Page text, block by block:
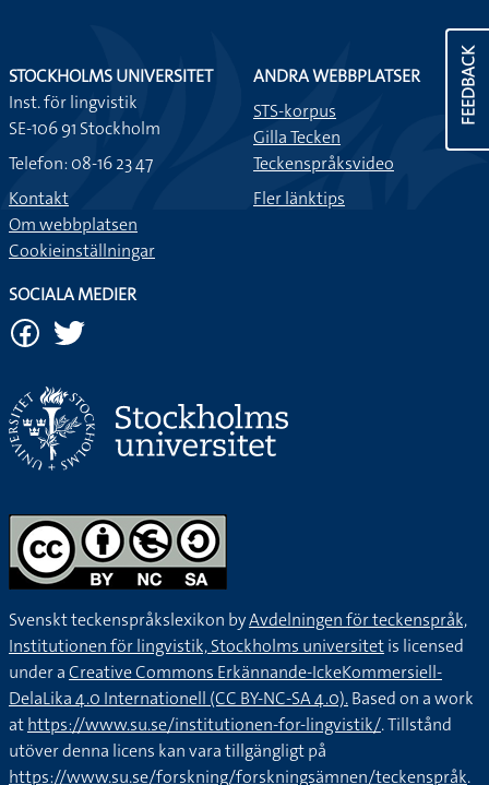
FEEDBACK
STOCKHOLMS UNIVERSITET
Inst. för lingvistik
SE-106 91 Stockholm
Telefon: 08-16 23 47
Kontakt
Om webbplatsen
Cookieinställningar
ANDRA WEBBPLATSER
STS-korpus
Gilla Tecken
Teckenspråksvideo
Fler länktips
SOCIALA MEDIER
Svenskt teckenspråkslexikon byAvdelningen för teckenspråk,
Institutionen för lingvistik, Stockholms universitetis licensed
under aCreative Commons Erkännande-IckeKommersiell-
DelaLika 4.0 Internationell (CC BY-NC-SA 4.0).Based on a work
athttps://www.su.se/institutionen-for-lingvistik/. Tillstånd
utöver denna licens kan vara tillgängligt på
https://www.su.se/forskning/forskningsämnen/teckenspråk.